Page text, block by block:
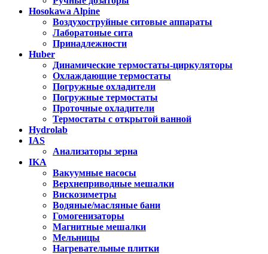
Hosokawa Alpine
Воздухоструйные ситовые аппараты
Лаборатоные сита
Принадлежности
Huber
Динамические термостаты-циркуляторы
Охлаждающие термостаты
Погружные охладители
Погружные термостаты
Проточные охладители
Термостаты с открытой ванной
Hydrolab
IAS
Анализаторы зерна
IKA
Вакуумные насосы
Верхнеприводные мешалки
Вискозиметры
Водяные/масляные бани
Гомогенизаторы
Магнитные мешалки
Мельницы
Нагревательные плитки